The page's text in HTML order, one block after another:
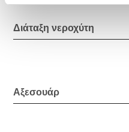
Διάταξη νεροχύτη
Αξεσουάρ